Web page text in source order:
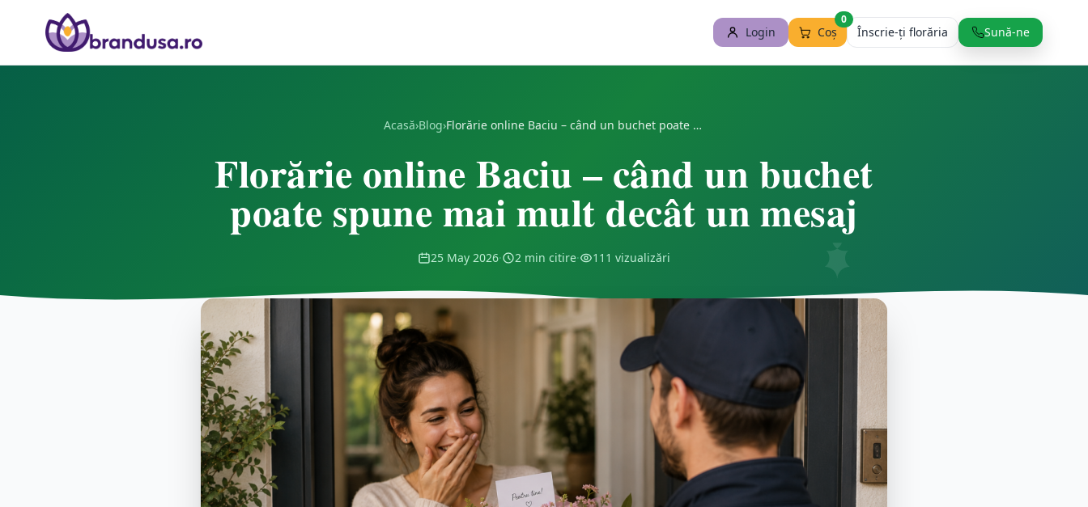
Login Coș
0
Înscrie-ți florăria Sună-ne
Acasă›Blog› Florărie online Baciu – când un buchet poate spune mai mult decât un mesaj
Florărie online Baciu – când un buchet
poate spune mai mult decât un mesaj
25 May 2026· 2 min citire· 111 vizualizări